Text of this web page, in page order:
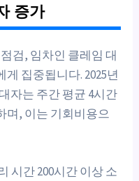
증가
검, 임차인 클레임 대
집중됩니다. 2025년
자는 주간 평균 4시간
며, 이는 기회비용으
시간 200시간 이상 소